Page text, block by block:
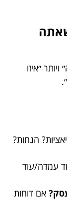
״איזו
הנחות?
עמדה/עוד
אם דוחות